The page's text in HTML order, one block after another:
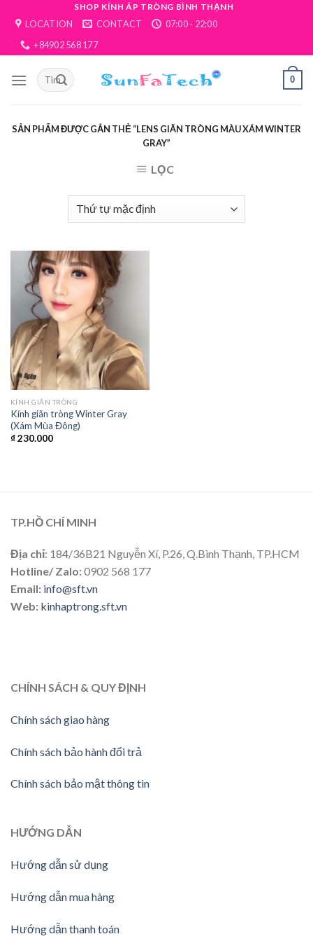
content
SHOP KÍNH ÁP TRÒNG BÌNH THẠNH
LOCATION CONTACT
07:00 - 22:00
+84902 568 177
0
SẢN PHẨM ĐƯỢC GẮN THẺ “LENS GIÃN TRÒNG MÀU XÁM WINTER
GRAY”
LỌC
KÍNH GIÃN TRÒNG
Kính giãn tròng Winter Gray
(Xám Mùa Đông)
₫230.000
TP.HỒ CHÍ MINH
Địa chỉ: 184/36B21 Nguyễn Xí, P.26, Q.Bình Thạnh, TP.HCM
Hotline/ Zalo:0902 568 177
Email: info@sft.vn
Web: kinhaptrong.sft.vn
CHÍNH SÁCH & QUY ĐỊNH
Chính sách giao hàng
Chính sách bảo hành đổi trả
Chính sách bảo mật thông tin
HƯỚNG DẪN
Hướng dẫn sử dụng
Hướng dẫn mua hàng
Hướng dẫn thanh toán